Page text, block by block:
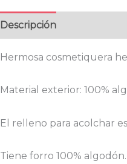
Descripción
Hermosa cosmetiquera
Material exterior: 100%
El relleno para acolchar
Tiene forro 100% algodón.